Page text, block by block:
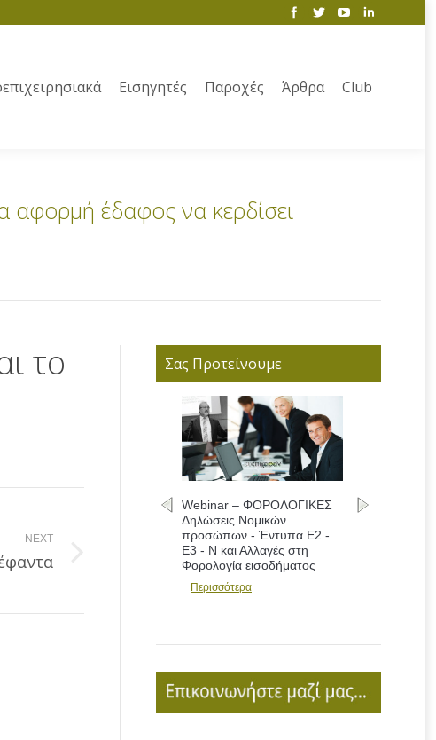
Εισηγητές Παροχές Άρθρα Club
αφορμή έδαφος να κερδίσει
το
NEXT
Σας Προτείνουμε
Webinar – ΦΟΡΟΛΟΓΙΚΕΣ
Δηλώσεις Νομικών
προσώπων - Έντυπα Ε2 -
Ε3 - Ν και Αλλαγές στη
Φορολογία εισοδήματος
Περισσότερα